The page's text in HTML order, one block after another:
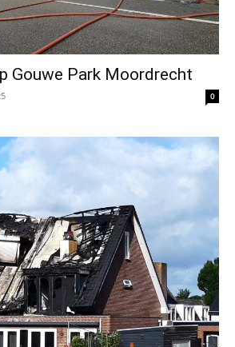
Gouwe Park Moordrecht
0